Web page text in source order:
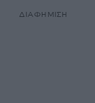
ΔΙΑΦΗΜΙΣΗ